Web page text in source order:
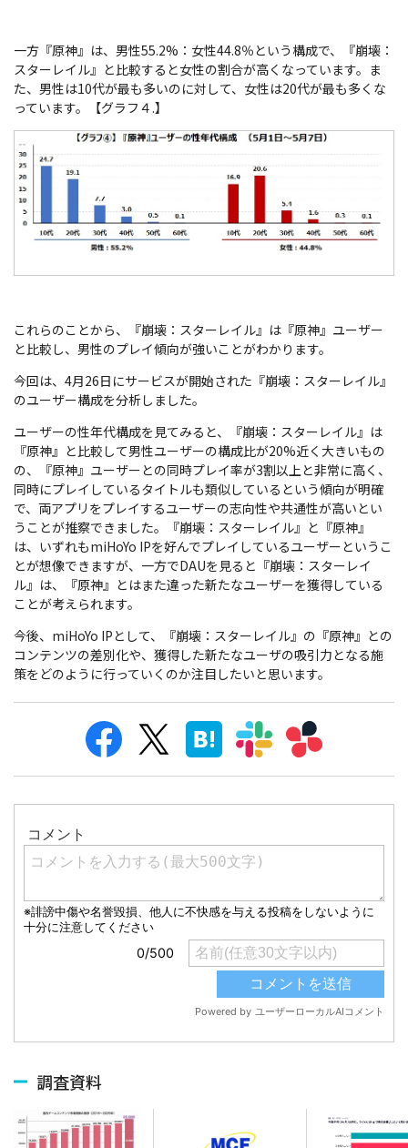
一方『原神』は、男性55.2%：女性44.8％という構成で、『崩壊：
スターレイル』と比較すると女性の割合が高くなっています。ま
た、男性は10代が最も多いのに対して、女性は20代が最も多くな
っています。【グラフ４.】
これらのことから、『崩壊：スターレイル』は『原神』ユーザー
と比較し、男性のプレイ傾向が強いことがわかります。
今回は、4月26日にサービスが開始された『崩壊：スターレイル』
のユーザー構成を分析しました。
ユーザーの性年代構成を見てみると、『崩壊：スターレイル』は
『原神』と比較して男性ユーザーの構成比が20%近く大きいもの
の、『原神』ユーザーとの同時プレイ率が3割以上と非常に高く、
同時にプレイしているタイトルも類似しているという傾向が明確
で、両アプリをプレイするユーザーの志向性や共通性が高いとい
うことが推察できました。『崩壊：スターレイル』と『原神』
は、いずれもmiHoYo IPを好んでプレイしているユーザーというこ
とが想像できますが、一方でDAUを見ると『崩壊：スターレイ
ル』は、『原神』とはまた違った新たなユーザーを獲得している
ことが考えられます。
今後、miHoYo IPとして、『崩壊：スターレイル』の『原神』との
コンテンツの差別化や、獲得した新たなユーザの吸引力となる施
策をどのように行っていくのか注目したいと思います。
調査資料